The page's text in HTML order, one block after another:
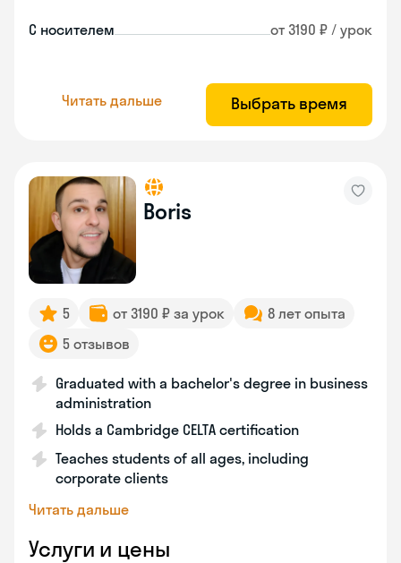
С носителем от 3190 ₽ / урок
Читать дальше Выбрать время
Boris
5 от 3190 ₽ за урок
8 лет опыта
5 отзывов
Graduated with a bachelor's degree in business
administration
Holds a Cambridge CELTA certification
Teaches students of all ages, including
corporate clients
Читать дальше
Услуги и цены